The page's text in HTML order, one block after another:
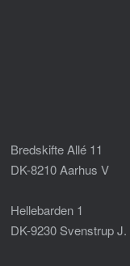
Bredskifte Allé 11
DK-8210 Aarhus V
Hellebarden 1
DK-9230 Svenstrup J.